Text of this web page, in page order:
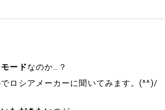
ードなのか…？
ロシアメーカーに聞いてみます。(^^)/